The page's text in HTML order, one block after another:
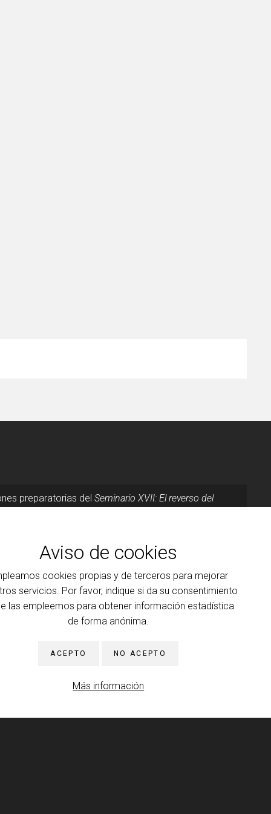
Aviso de cookies
cookies propias y de terceros para mejorar
servicios. Por favor, indique si da su consentimiento
las empleemos para obtener información estadística
de forma anónima.
ACEPTO NO ACEPTO
Más información
preparatorias del Seminario XVII: El reverso del
INFORMACIÓN
del Colegio 2026-2027: El reverso del psicoanálisis
I y Anexo AI
INFORMACIÓN